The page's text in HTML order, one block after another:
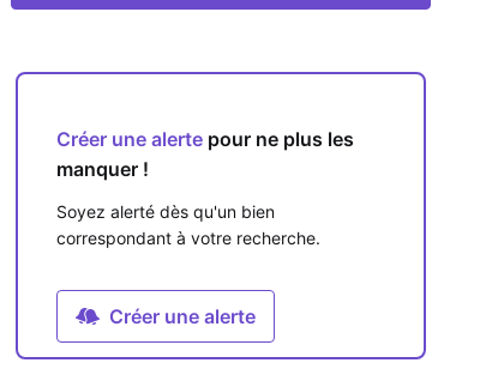
Créer une alertepour ne plus les
manquer !
Soyez alerté dès qu'un bien
correspondant à votre recherche.
Créer une alerte